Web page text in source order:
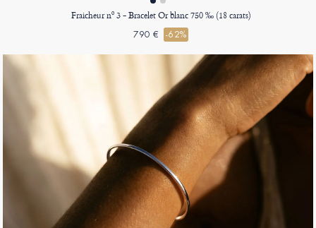
Fraicheur nº 3 - Bracelet Or blanc 750 ‰ (18 carats)
790 € -62%